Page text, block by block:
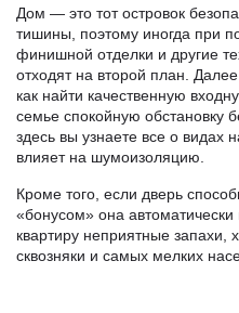
Дом — это тот островок
тишины, поэтому иногда при
финишной отделки и другие
отходят на второй план.
как найти качественную
семье спокойную обстановку
здесь вы узнаете все о видах
влияет на шумоизоляцию.
Кроме того, если дверь
«бонусом» она
квартиру неприятные запахи,
сквозняки и самых мелких